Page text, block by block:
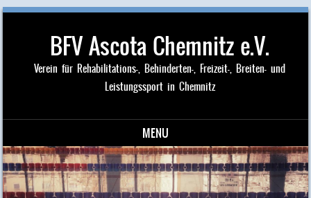
BFV Ascota Chemnitz e.V.
Verein für Rehabilitations-, Behinderten-, Freizeit-, Breiten- und
Leistungssport in Chemnitz
MENU
Skip to content